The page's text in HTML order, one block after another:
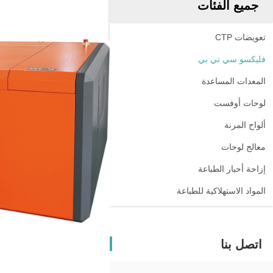
جميع الفئات
تعويضات CTP
فليكسو سي تي بي
المعدات المساعدة
لوحات أوفست
ألواح المرنة
معالج لوحات
إزاحة أحبار الطباعة
المواد الاستهلاكية للطباعة
اتصل بنا